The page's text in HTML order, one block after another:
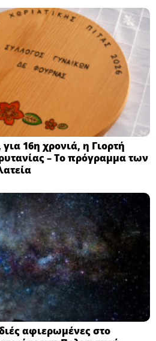
16η χρονιά, η Γιορτή
– Το πρόγραμμα των
αφιερωμένες στο